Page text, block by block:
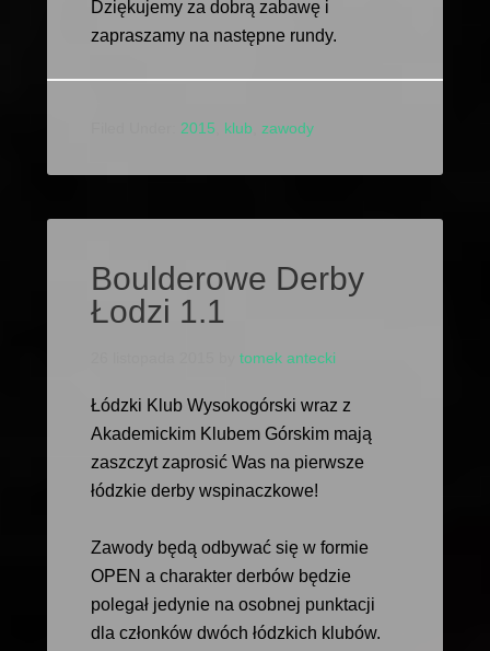
Dziękujemy za dobrą zabawę i
zapraszamy na następne rundy.
2015 klub zawody
Boulderowe Derby
Łodzi 1.1
tomek antecki
Łódzki Klub Wysokogórski wraz z
Akademickim Klubem Górskim mają
zaszczyt zaprosić Was na pierwsze
łódzkie derby wspinaczkowe!
Zawody będą odbywać się w formie
OPEN a charakter derbów będzie
polegał jedynie na osobnej punktacji
dla członków dwóch łódzkich klubów.